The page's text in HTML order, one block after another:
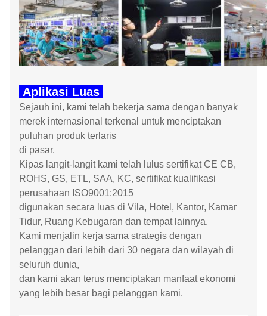
Aplikasi Luas
Sejauh ini, kami telah bekerja sama dengan banyak
merek internasional terkenal untuk menciptakan
puluhan produk terlaris
di pasar.
Kipas langit-langit kami telah lulus sertifikat CE CB,
ROHS, GS, ETL, SAA, KC, sertifikat kualifikasi
perusahaan ISO9001:2015
digunakan secara luas di Vila, Hotel, Kantor, Kamar
Tidur, Ruang Kebugaran dan tempat lainnya.
Kami menjalin kerja sama strategis dengan
pelanggan dari lebih dari 30 negara dan wilayah di
seluruh dunia,
dan kami akan terus menciptakan manfaat ekonomi
yang lebih besar bagi pelanggan kami.